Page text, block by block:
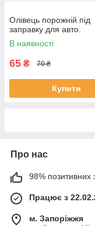
Олівець порожній під
заправку для авто.
В наявності
65 ₴ 70 ₴
Купити
Про нас
98% позитивних
Працює з
м. Запоріжжя